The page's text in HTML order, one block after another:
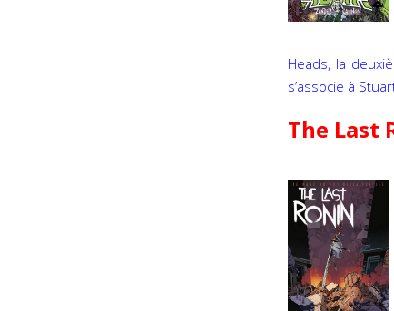
Heads, la
s’associe à
The Last